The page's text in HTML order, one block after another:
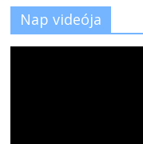
Nap videója